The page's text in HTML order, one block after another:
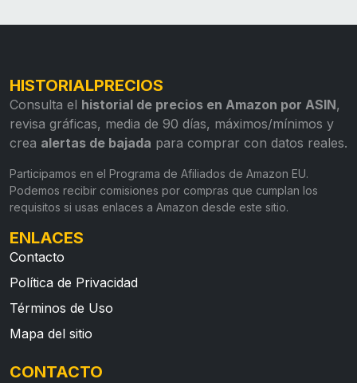
HISTORIALPRECIOS
Consulta el historial de precios en Amazon por ASIN,
revisa gráficas, media de 90 días, máximos/mínimos y
crea alertas de bajada para comprar con datos reales.
Participamos en el Programa de Afiliados de Amazon EU.
Podemos recibir comisiones por compras que cumplan los
requisitos si usas enlaces a Amazon desde este sitio.
ENLACES
Contacto
Política de Privacidad
Términos de Uso
Mapa del sitio
CONTACTO